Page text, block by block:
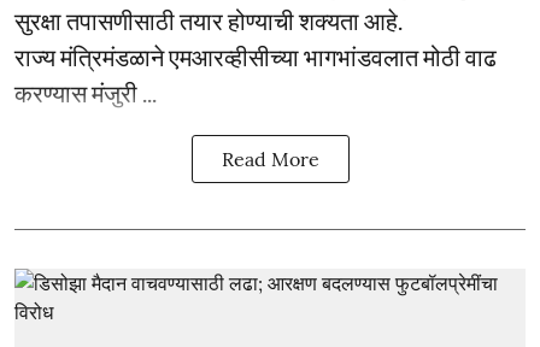
सुरक्षा तपासणीसाठी तयार होण्याची शक्यता आहे.
राज्य मंत्रिमंडळाने एमआरव्हीसीच्या भागभांडवलात मोठी वाढ
करण्यास मंजुरी ...
Read More